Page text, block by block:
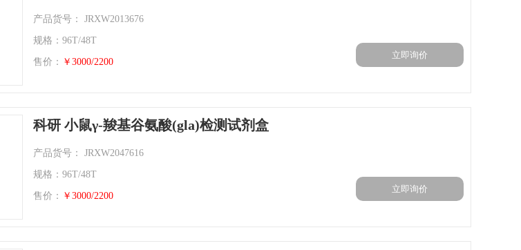
产品货号： JRXW2013676
规格：96T/48T
售价： ￥3000/2200
立即询价
科研 小鼠γ-羧基谷氨酸(gla)检测试剂盒
产品货号： JRXW2047616
规格：96T/48T
售价： ￥3000/2200
立即询价